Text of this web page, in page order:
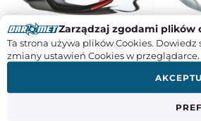
Gogle ochronne ZEKLER 95, szkła
bezbarwne - ZEKLER (380600940)
Gogle ochronne ZEKLER 88, szkła
Zarządzaj zgodami plików
Ta strona używa plików Cookies.
zmiany ustawień Cookies w przeglądarce.